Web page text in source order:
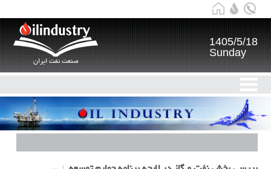
صنعت نفت ایران
1405/5/18
Sunday